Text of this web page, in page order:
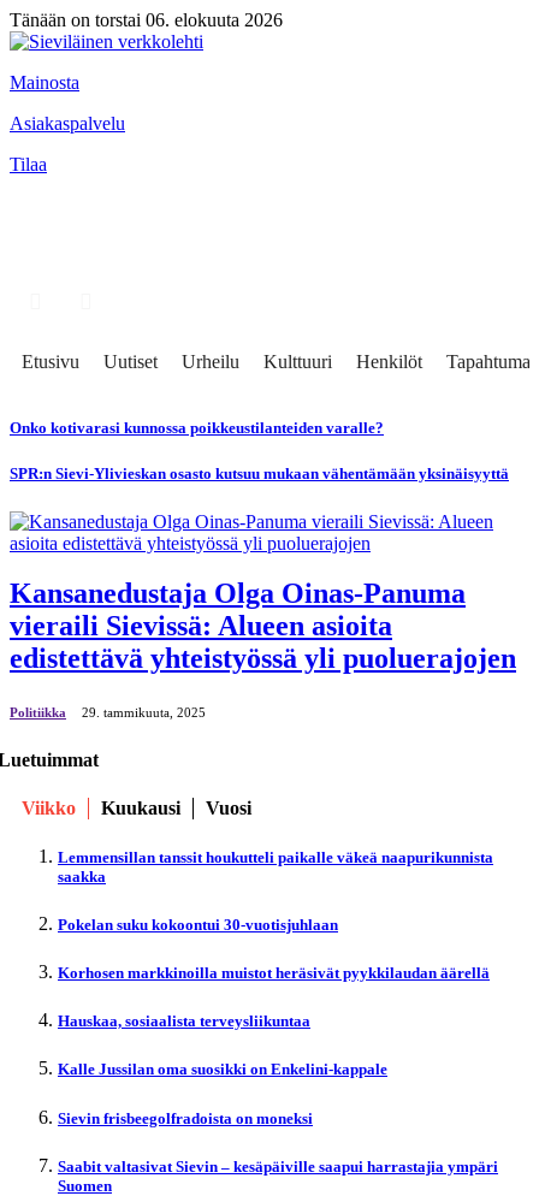
Tänään on torstai 06. elokuuta 2026
Mainosta
Asiakaspalvelu
Tilaa
Etusivu Uutiset Urheilu Kulttuuri Henkilöt Tapahtumat
Onko kotivarasi kunnossa poikkeustilanteiden varalle?
SPR:n Sievi-Ylivieskan osasto kutsuu mukaan vähentämään yksinäisyyttä
Kansanedustaja Olga Oinas-Panuma
vieraili Sievissä: Alueen asioita
edistettävä yhteistyössä yli puoluerajojen
Politiikka 29. tammikuuta, 2025
Viikko Kuukausi Vuosi
Lemmensillan tanssit houkutteli paikalle väkeä naapurikunnista
saakka
Pokelan suku kokoontui 30-vuotisjuhlaan
Korhosen markkinoilla muistot heräsivät pyykkilaudan äärellä
Hauskaa, sosiaalista terveysliikuntaa
Kalle Jussilan oma suosikki on Enkelini-kappale
Sievin frisbeegolfradoista on moneksi
Saabit valtasivat Sievin – kesäpäiville saapui harrastajia ympäri
Suomen